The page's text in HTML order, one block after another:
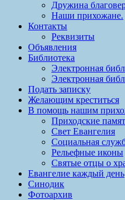
Дружина
Наши прихожане.
Контакты
Реквизиты
Объявления
Библиотека
Электронная
Электронная
Подать записку
Желающим креститься
В помощь нашим
Приходские
Свет Евангелия
Социальная
Рельефные иконы
Святые отцы о
Евангелие каждый день
Синодик
Фотоархив